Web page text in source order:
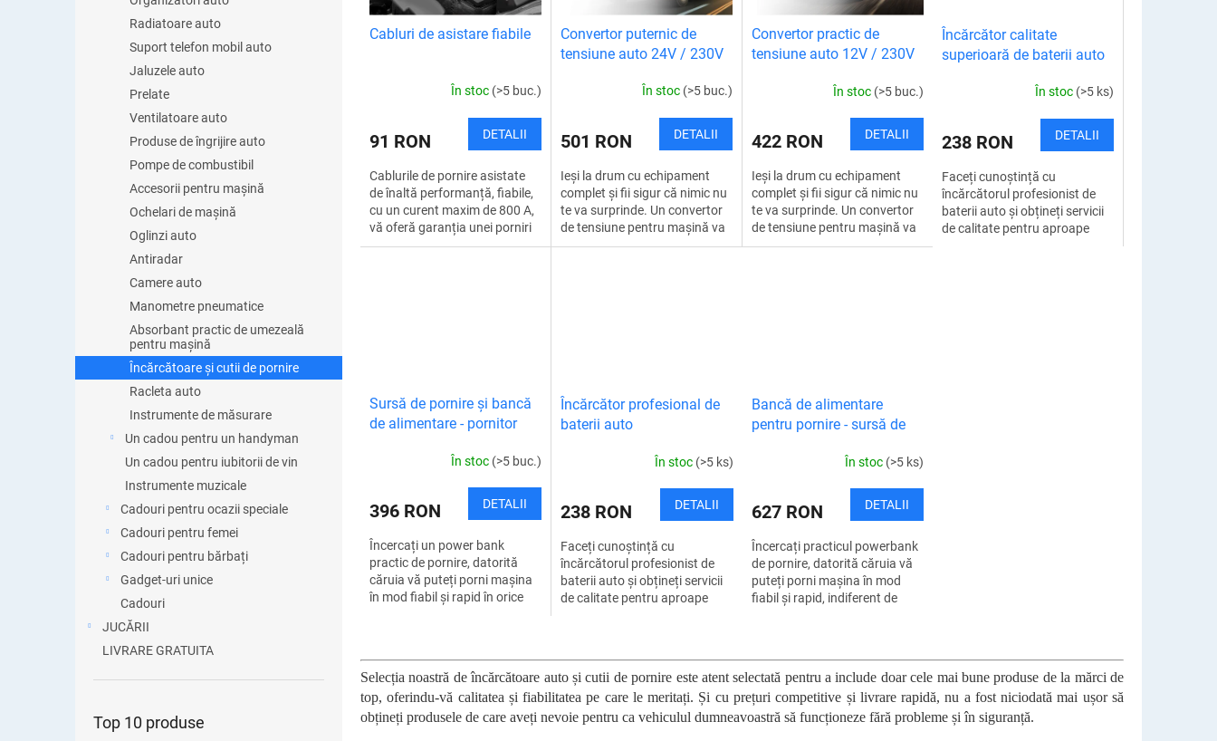
Radiatoare auto
Suport telefon mobil auto
Jaluzele auto
Prelate
Ventilatoare auto
Produse de îngrijire auto
Pompe de combustibil
Accesorii pentru mașină
Ochelari de mașină
Oglinzi auto
Antiradar
Camere auto
Manometre pneumatice
Absorbant practic de umezeală
pentru mașină
Încărcătoare și cutii de pornire
Racleta auto
Instrumente de măsurare
Un cadou pentru un handyman
Un cadou pentru iubitorii de vin
Instrumente muzicale
Cadouri pentru ocazii speciale
Cadouri pentru femei
Cadouri pentru bărbați
Gadget-uri unice
Cadouri
JUCĂRII
LIVRARE GRATUITA
Top 10 produse
Cabluri de asistare fiabile
În stoc (>5 buc.)
91 RON DETALII
Cablurile de pornire asistate
de înaltă performanță, fiabile,
cu un curent maxim de 800 A,
vă oferă garanția unei porniri
fără probleme în orice situație.
Convertor puternic de
tensiune auto 24V / 230V
În stoc (>5 buc.)
501 RON DETALII
Ieși la drum cu echipament
complet și fii sigur că nimic nu
te va surprinde. Un convertor
de tensiune pentru mașină va
oferi o sursă fiabilă de energie
Convertor practic de
tensiune auto 12V / 230V
În stoc (>5 buc.)
422 RON DETALII
Ieși la drum cu echipament
complet și fii sigur că nimic nu
te va surprinde. Un convertor
de tensiune pentru mașină va
oferi o sursă fiabilă de energie
Încărcător calitate
superioară de baterii auto
În stoc (>5 ks)
238 RON DETALII
Faceți cunoștință cu
încărcătorul profesionist de
baterii auto și obțineți servicii
de calitate pentru aproape
Sursă de pornire și bancă
de alimentare - pornitor
În stoc (>5 buc.)
396 RON DETALII
Încercați un power bank
practic de pornire, datorită
căruia vă puteți porni mașina
în mod fiabil și rapid în orice
Încărcător profesional de
baterii auto
În stoc (>5 ks)
238 RON DETALII
Faceți cunoștință cu
încărcătorul profesionist de
baterii auto și obțineți servicii
de calitate pentru aproape
Bancă de alimentare
pentru pornire - sursă de
În stoc (>5 ks)
627 RON DETALII
Încercați practicul powerbank
de pornire, datorită căruia vă
puteți porni mașina în mod
fiabil și rapid, indiferent de
o
n
t
o
Selecția noastră de încărcătoare auto și cutii de pornire este atent selectată pentru a include doar cele mai bune produse de la mărci de
top, oferindu-vă calitatea și fiabilitatea pe care le meritați. Și cu prețuri competitive și livrare rapidă, nu a fost niciodată mai ușor să
obțineți produsele de care aveți nevoie pentru ca vehiculul dumneavoastră să funcționeze fără probleme și în siguranță.